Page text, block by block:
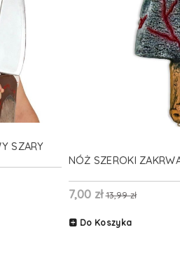
SZARY
NÓŻ SZEROKI
7,00 zł 13,99 zł
Do Koszyka